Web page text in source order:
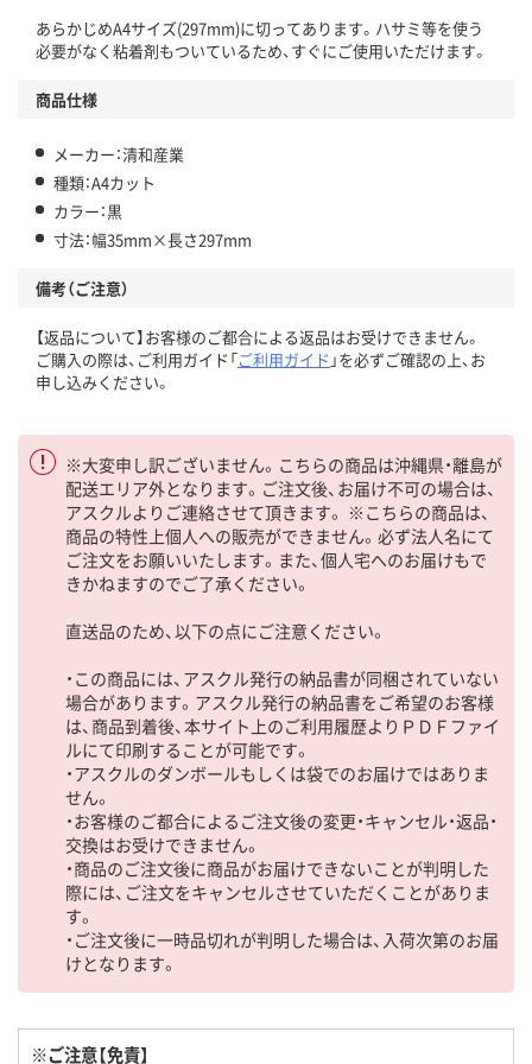
あらかじめA4サイズ(297mm)に切ってあります。ハサミ等を使う
必要がなく粘着剤もついているため、すぐにご使用いただけます。
商品仕様
メーカー：清和産業
種類：A4カット
カラー：黒
寸法：幅35mm×長さ297mm
備考（ご注意）
【返品について】お客様のご都合による返品はお受けできません。
ご購入の際は、ご利用ガイド「ご利用ガイド 」を必ずご確認の上、お
申し込みください。
※大変申し訳ございません。こちらの商品は沖縄県・離島が
配送エリア外となります。ご注文後、お届け不可の場合は、
アスクルよりご連絡させて頂きます。 ※こちらの商品は、
商品の特性上個人への販売ができません。必ず法人名にて
ご注文をお願いいたします。また、個人宅へのお届けもで
きかねますのでご了承ください。
直送品のため、以下の点にご注意ください。
・この商品には、アスクル発行の納品書が同梱されていない
場合があります。アスクル発行の納品書をご希望のお客様
は、商品到着後、本サイト上のご利用履歴よりＰＤＦファイ
ルにて印刷することが可能です。
・アスクルのダンボールもしくは袋でのお届けではありま
せん。
・お客様のご都合によるご注文後の変更・キャンセル・返品・
交換はお受けできません。
・商品のご注文後に商品がお届けできないことが判明した
際には、ご注文をキャンセルさせていただくことがありま
す。
・ご注文後に一時品切れが判明した場合は、入荷次第のお届
けとなります。
※ご注意【免責】